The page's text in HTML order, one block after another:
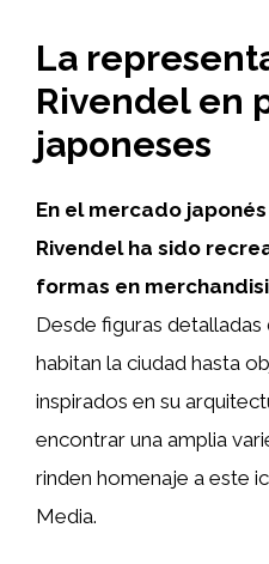
La
Rivendel en
japoneses
En el mercado
Rivendel ha sido
formas en
Desde figuras
habitan la ciudad hasta
inspirados en su
encontrar una amplia
rinden homenaje a este
Media.